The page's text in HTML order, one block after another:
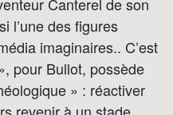
l’une des figures
imaginaires.. C’est
pour Bullot, possède
» : réactiver